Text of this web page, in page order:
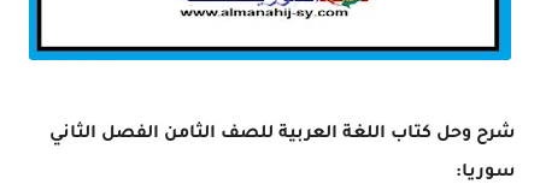
شرح وحل كتاب اللغة العربية للصف الثامن الفصل الثاني
سوريا: